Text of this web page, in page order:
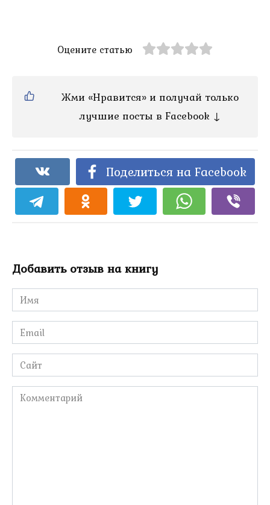
Оцените статью
Жми «Нравится» и получай только
лучшие посты в Facebook ↓
Поделиться на Facebook
Добавить отзыв на книгу
Имя
*
Email
*
Сайт
Комментарий